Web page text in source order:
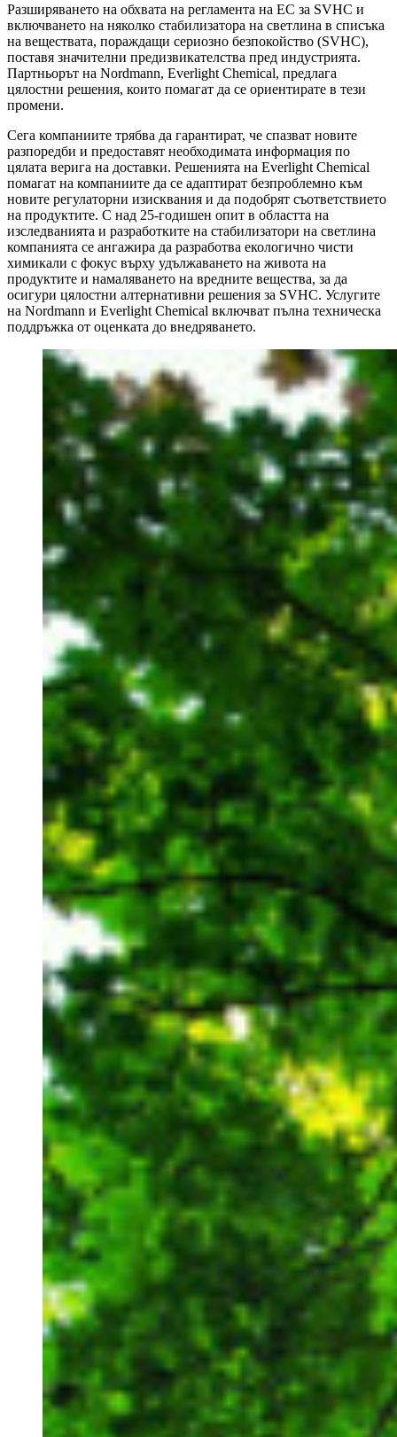
Разширяването на обхвата на регламента на ЕС за SVHC и
включването на няколко стабилизатора на светлина в списъка
на веществата, пораждащи сериозно безпокойство (SVHC),
поставя значителни предизвикателства пред индустрията.
Партньорът на Nordmann, Everlight Chemical, предлага
цялостни решения, които помагат да се ориентирате в тези
промени.
Сега компаниите трябва да гарантират, че спазват новите
разпоредби и предоставят необходимата информация по
цялата верига на доставки. Решенията на Everlight Chemical
помагат на компаниите да се адаптират безпроблемно към
новите регулаторни изисквания и да подобрят съответствието
на продуктите. С над 25-годишен опит в областта на
изследванията и разработките на стабилизатори на светлина
компанията се ангажира да разработва екологично чисти
химикали с фокус върху удължаването на живота на
продуктите и намаляването на вредните вещества, за да
осигури цялостни алтернативни решения за SVHC. Услугите
на Nordmann и Everlight Chemical включват пълна техническа
поддръжка от оценката до внедряването.